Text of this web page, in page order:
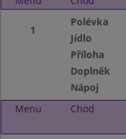
1
Polévka
Jídlo
Příloha
Doplněk
Nápoj
Menu
Chod